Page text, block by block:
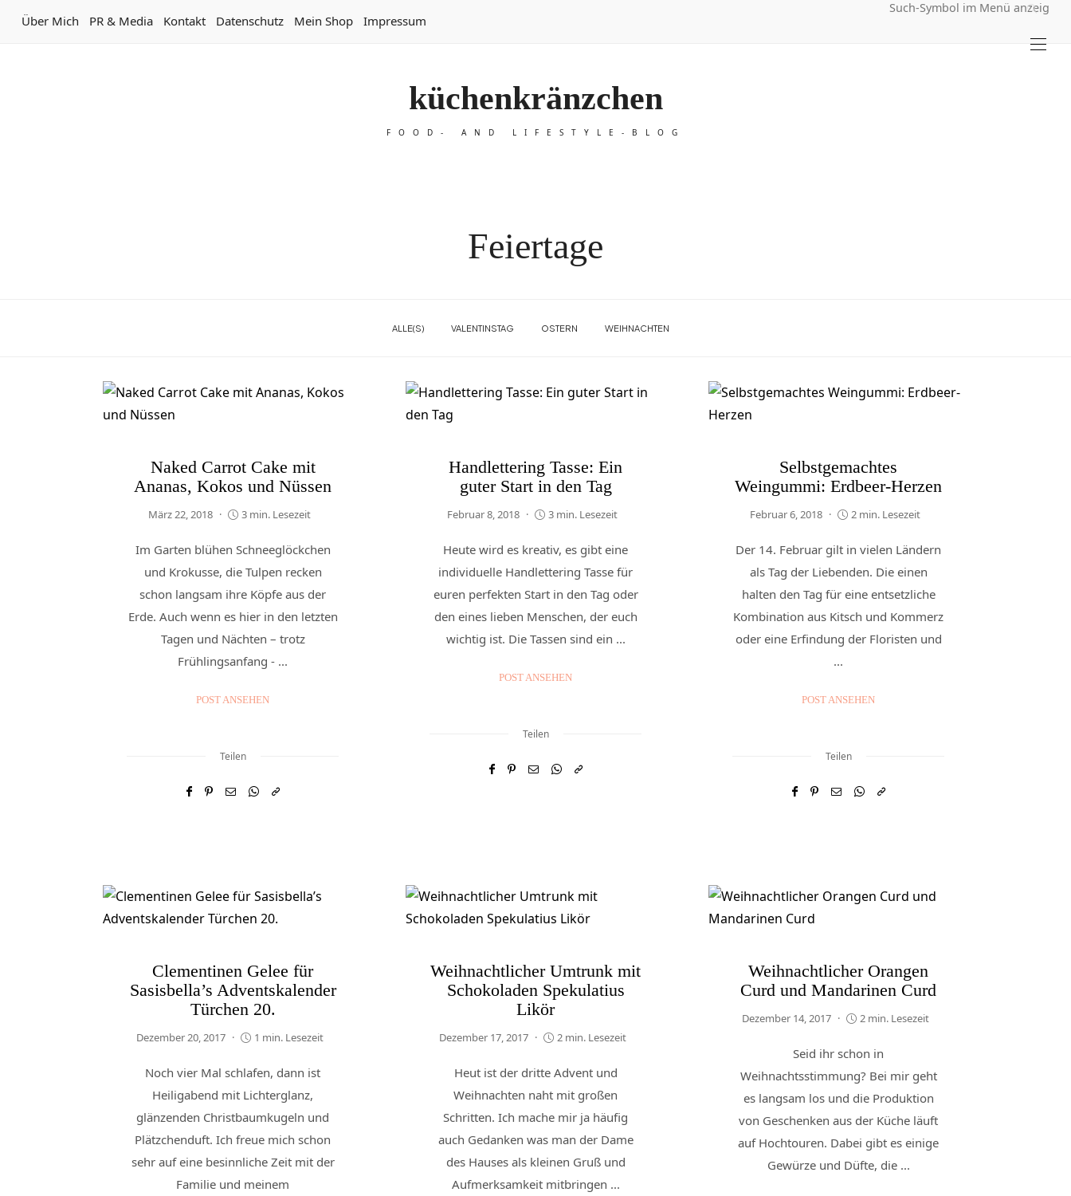
Über Mich PR & Media Kontakt Datenschutz Mein Shop Impressum
küchenkränzchen
FOOD- AND LIFESTYLE-BLOG
Feiertage
ALLE(S) VALENTINSTAG OSTERN WEIHNACHTEN
Naked Carrot Cake mit
Ananas, Kokos und Nüssen
März 22, 2018 3 min. Lesezeit
Im Garten blühen Schneeglöckchen
und Krokusse, die Tulpen recken
schon langsam ihre Köpfe aus der
Erde. Auch wenn es hier in den letzten
Tagen und Nächten – trotz
Frühlingsanfang - ...
POST ANSEHEN
Teilen
Handlettering Tasse: Ein
guter Start in den Tag
Februar 8, 2018 3 min. Lesezeit
Heute wird es kreativ, es gibt eine
individuelle Handlettering Tasse für
euren perfekten Start in den Tag oder
den eines lieben Menschen, der euch
wichtig ist. Die Tassen sind ein ...
POST ANSEHEN
Teilen
Selbstgemachtes
Weingummi: Erdbeer-Herzen
Februar 6, 2018 2 min. Lesezeit
Der 14. Februar gilt in vielen Ländern
als Tag der Liebenden. Die einen
halten den Tag für eine entsetzliche
Kombination aus Kitsch und Kommerz
oder eine Erfindung der Floristen und
...
POST ANSEHEN
Teilen
Clementinen Gelee für
Sasisbella’s Adventskalender
Türchen 20.
Dezember 20, 2017 1 min. Lesezeit
Noch vier Mal schlafen, dann ist
Heiligabend mit Lichterglanz,
glänzenden Christbaumkugeln und
Plätzchenduft. Ich freue mich schon
sehr auf eine besinnliche Zeit mit der
Familie und meinem
Weihnachtlicher Umtrunk mit
Schokoladen Spekulatius
Likör
Dezember 17, 2017 2 min. Lesezeit
Heut ist der dritte Advent und
Weihnachten naht mit großen
Schritten. Ich mache mir ja häufig
auch Gedanken was man der Dame
des Hauses als kleinen Gruß und
Aufmerksamkeit mitbringen ...
Weihnachtlicher Orangen
Curd und Mandarinen Curd
Dezember 14, 2017 2 min. Lesezeit
Seid ihr schon in
Weihnachtsstimmung? Bei mir geht
es langsam los und die Produktion
von Geschenken aus der Küche läuft
auf Hochtouren. Dabei gibt es einige
Gewürze und Düfte, die ...